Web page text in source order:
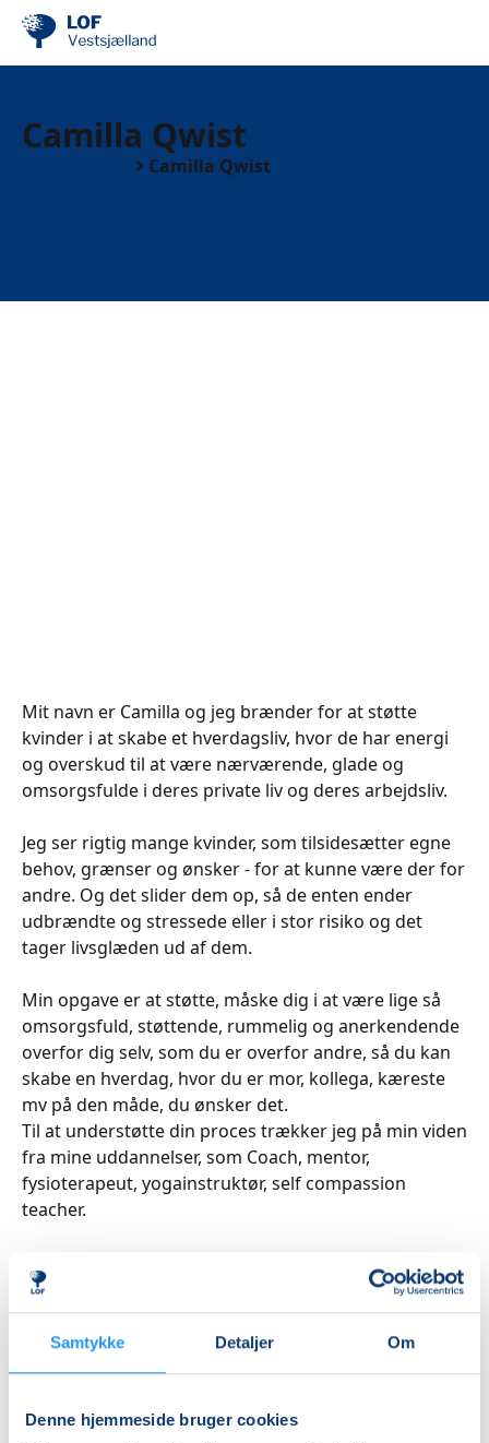
Samtykke Detaljer Om
Denne hjemmeside bruger cookies
Camilla Qwist
Camilla Qwist
Mit navn er Camilla og jeg brænder for at støtte
kvinder i at skabe et hverdagsliv, hvor de har energi
og overskud til at være nærværende, glade og
omsorgsfulde i deres private liv og deres arbejdsliv.
Jeg ser rigtig mange kvinder, som tilsidesætter egne
behov, grænser og ønsker - for at kunne være der for
andre. Og det slider dem op, så de enten ender
udbrændte og stressede eller i stor risiko og det
tager livsglæden ud af dem.
Min opgave er at støtte, måske dig i at være lige så
omsorgsfuld, støttende, rummelig og anerkendende
overfor dig selv, som du er overfor andre, så du kan
skabe en hverdag, hvor du er mor, kollega, kæreste
mv på den måde, du ønsker det.
Til at understøtte din proces trækker jeg på min viden
fra mine uddannelser, som Coach, mentor,
fysioterapeut, yogainstruktør, self compassion
teacher.
Kurser med Camilla Qwist